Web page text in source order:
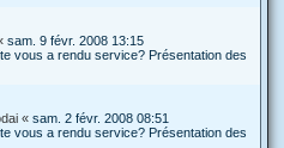
sam. 9 févr. 2008 13:15
vous a rendu service? Présentation des
« sam. 2 févr. 2008 08:51
vous a rendu service? Présentation des